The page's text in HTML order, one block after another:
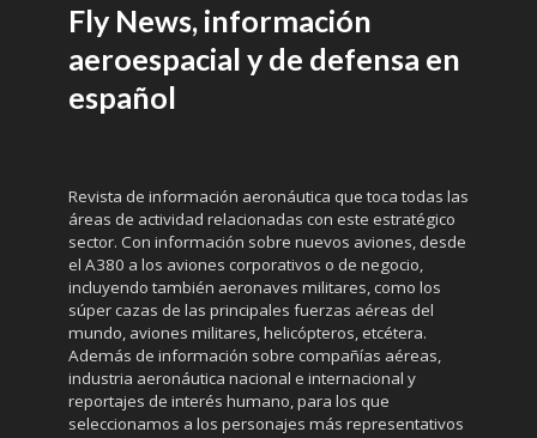
Fly News, información
aeroespacial y de defensa en
español
Revista de información aeronáutica que toca todas las
áreas de actividad relacionadas con este estratégico
sector. Con información sobre nuevos aviones, desde
el A380 a los aviones corporativos o de negocio,
incluyendo también aeronaves militares, como los
súper cazas de las principales fuerzas aéreas del
mundo, aviones militares, helicópteros, etcétera.
Además de información sobre compañías aéreas,
industria aeronáutica nacional e internacional y
reportajes de interés humano, para los que
seleccionamos a los personajes más representativos